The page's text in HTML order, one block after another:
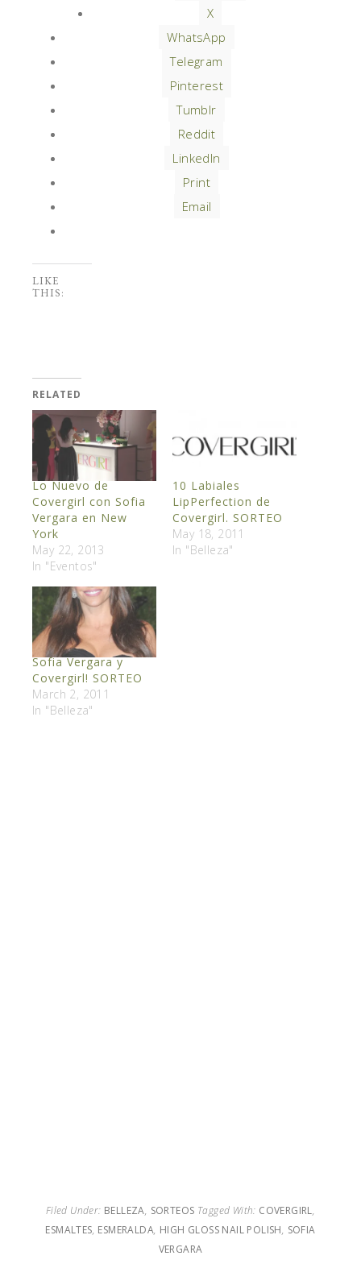
X
WhatsApp
Telegram
Pinterest
Tumblr
Reddit
LinkedIn
Print
Email
LIKE
THIS:
RELATED
Lo Nuevo de
Covergirl con Sofia
Vergara en New
York
May 22, 2013
In "Eventos"
10 Labiales
LipPerfection de
Covergirl. SORTEO
May 18, 2011
In "Belleza"
Sofia Vergara y
Covergirl! SORTEO
March 2, 2011
In "Belleza"
Filed Under: BELLEZA, SORTEOS Tagged With: COVERGIRL,
ESMALTES, ESMERALDA, HIGH GLOSS NAIL POLISH, SOFIA
VERGARA